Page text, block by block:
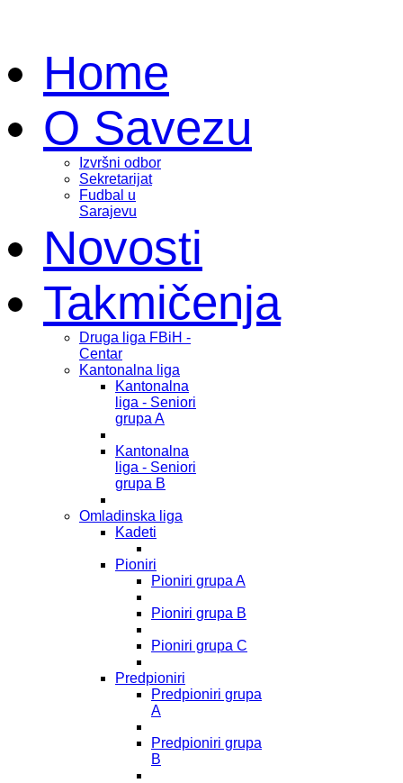
Home
O Savezu
Izvršni odbor
Sekretarijat
Fudbal u
Sarajevu
Novosti
Takmičenja
Druga liga FBiH -
Centar
Kantonalna liga
Kantonalna
liga - Seniori
grupa A
Kantonalna
liga - Seniori
grupa B
Omladinska liga
Kadeti
Pioniri
Pioniri grupa A
Pioniri grupa B
Pioniri grupa C
Predpioniri
Predpioniri grupa
A
Predpioniri grupa
B